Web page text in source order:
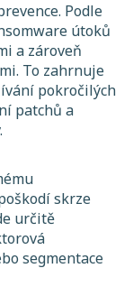
Podle
útoků
a zároveň
To zahrnuje
pokročilých
patchů a
skrze
určitě
segmentace